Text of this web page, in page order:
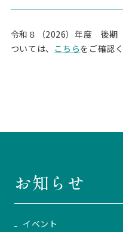
令和８（2026）年度 後
ついては、 こちらをご確認
お知らせ
イベント